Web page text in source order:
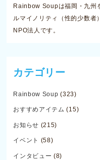
Rainbow Soupは福岡・九州
ルマイノリティ（性的少数者
NPO法人です。
カテゴリー
Rainbow Soup (323)
おすすめアイテム (15)
お知らせ (215)
イベント (58)
インタビュー (8)